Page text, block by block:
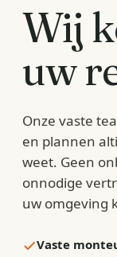
Wij
uw
Onze vaste
en plannen
weet. Geen
onnodige
uw omgeving
Vaste